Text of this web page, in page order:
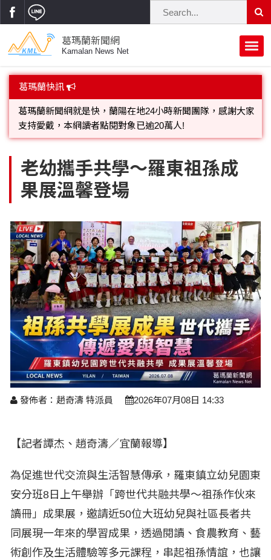
葛瑪蘭新聞網
Kamalan News Net
首頁
蘭陽大代誌
府會議題
街坊大小事
交通警消
地方大小事
校園動態
原住民動態
軍事新聞
立法院
黨政新聞
選舉新聞
總統大選
縣市長選舉
議員民代選舉
鄉鎮長村里長選舉
五合一選舉
溫馨關懷
公益行善
溫馨關懷
民俗薪傳
藝文展覽
專題講座
話說文史
水色流光映城東～名家齊聚展藝風
時尚你我他
休閒旅遊
時尚行業
美食料理
景點介紹
醫療養生
醫藥新訊
衞生保健
【博愛醫療公益服務隊】專欄
產業科技
科技新知
產業招商
求職徵才
農林漁牧
我要爆料
網友爆料
檢舉投訴
活動專頁
讀者投稿
全國運動會
宜蘭國際童玩節
運動賽事
葛瑪蘭快訊
葛瑪蘭新聞網就是快，蘭陽在地24小時新聞團隊，感謝大家
支持愛戴，本網讀者點閱對象已逾20萬人!
歡迎廣告託播，刊頭或新聞欄位:圖片或影音檔可連結指定官
網;詳洽各記者或聯繫：0910-259565洽詢。
老幼攜手共學～羅東祖孫成
果展溫馨登場
發佈者：趙奇濤 特派員 2026年07月08日 14:33
【記者譚杰、趙奇濤／宜蘭報導】
為促進世代交流與生活智慧傳承，羅東鎮立幼兒園東
安分班8日上午舉辦「跨世代共融共學～祖孫作伙來
讀冊」成果展，邀請近50位大班幼兒與社區長者共
同展現一年來的學習成果，透過閱讀、食農教育、藝
術創作及生活體驗等多元課程，串起祖孫情誼，也讓